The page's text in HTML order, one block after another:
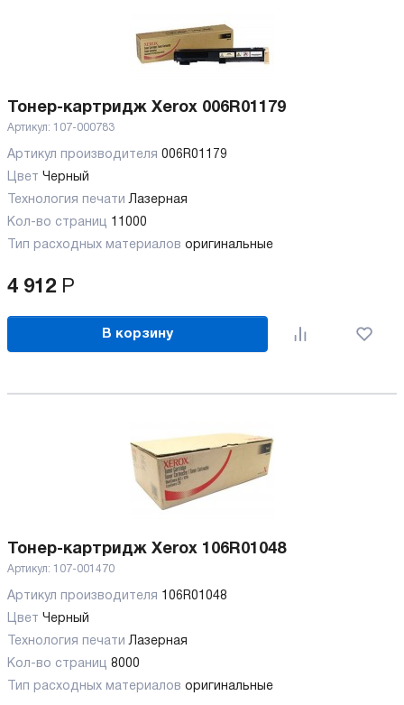
Тонер-картридж Xerox 006R01179
Артикул: 107-000783
Артикул производителя 006R01179
Цвет Черный
Технология печатиЛазерная
Кол-во страниц 11000
Тип расходных материалов оригинальные
4 912 Р
В корзину
Тонер-картридж Xerox 106R01048
Артикул: 107-001470
Артикул производителя
106R01048
Цвет Черный
Технология печатиЛазерная
Кол-во страниц 8000
Тип расходных материалов оригинальные